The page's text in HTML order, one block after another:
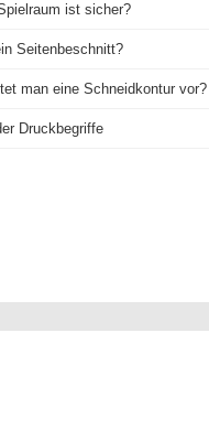
ist sicher?
Seitenbeschnitt?
man eine Schneidkontur vor?
Druckbegriffe